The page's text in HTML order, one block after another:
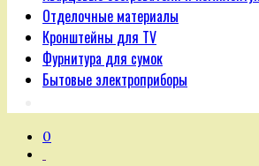
Отделочные материалы
Кронштейны для TV
Фурнитура для сумок
Бытовые электроприборы
0